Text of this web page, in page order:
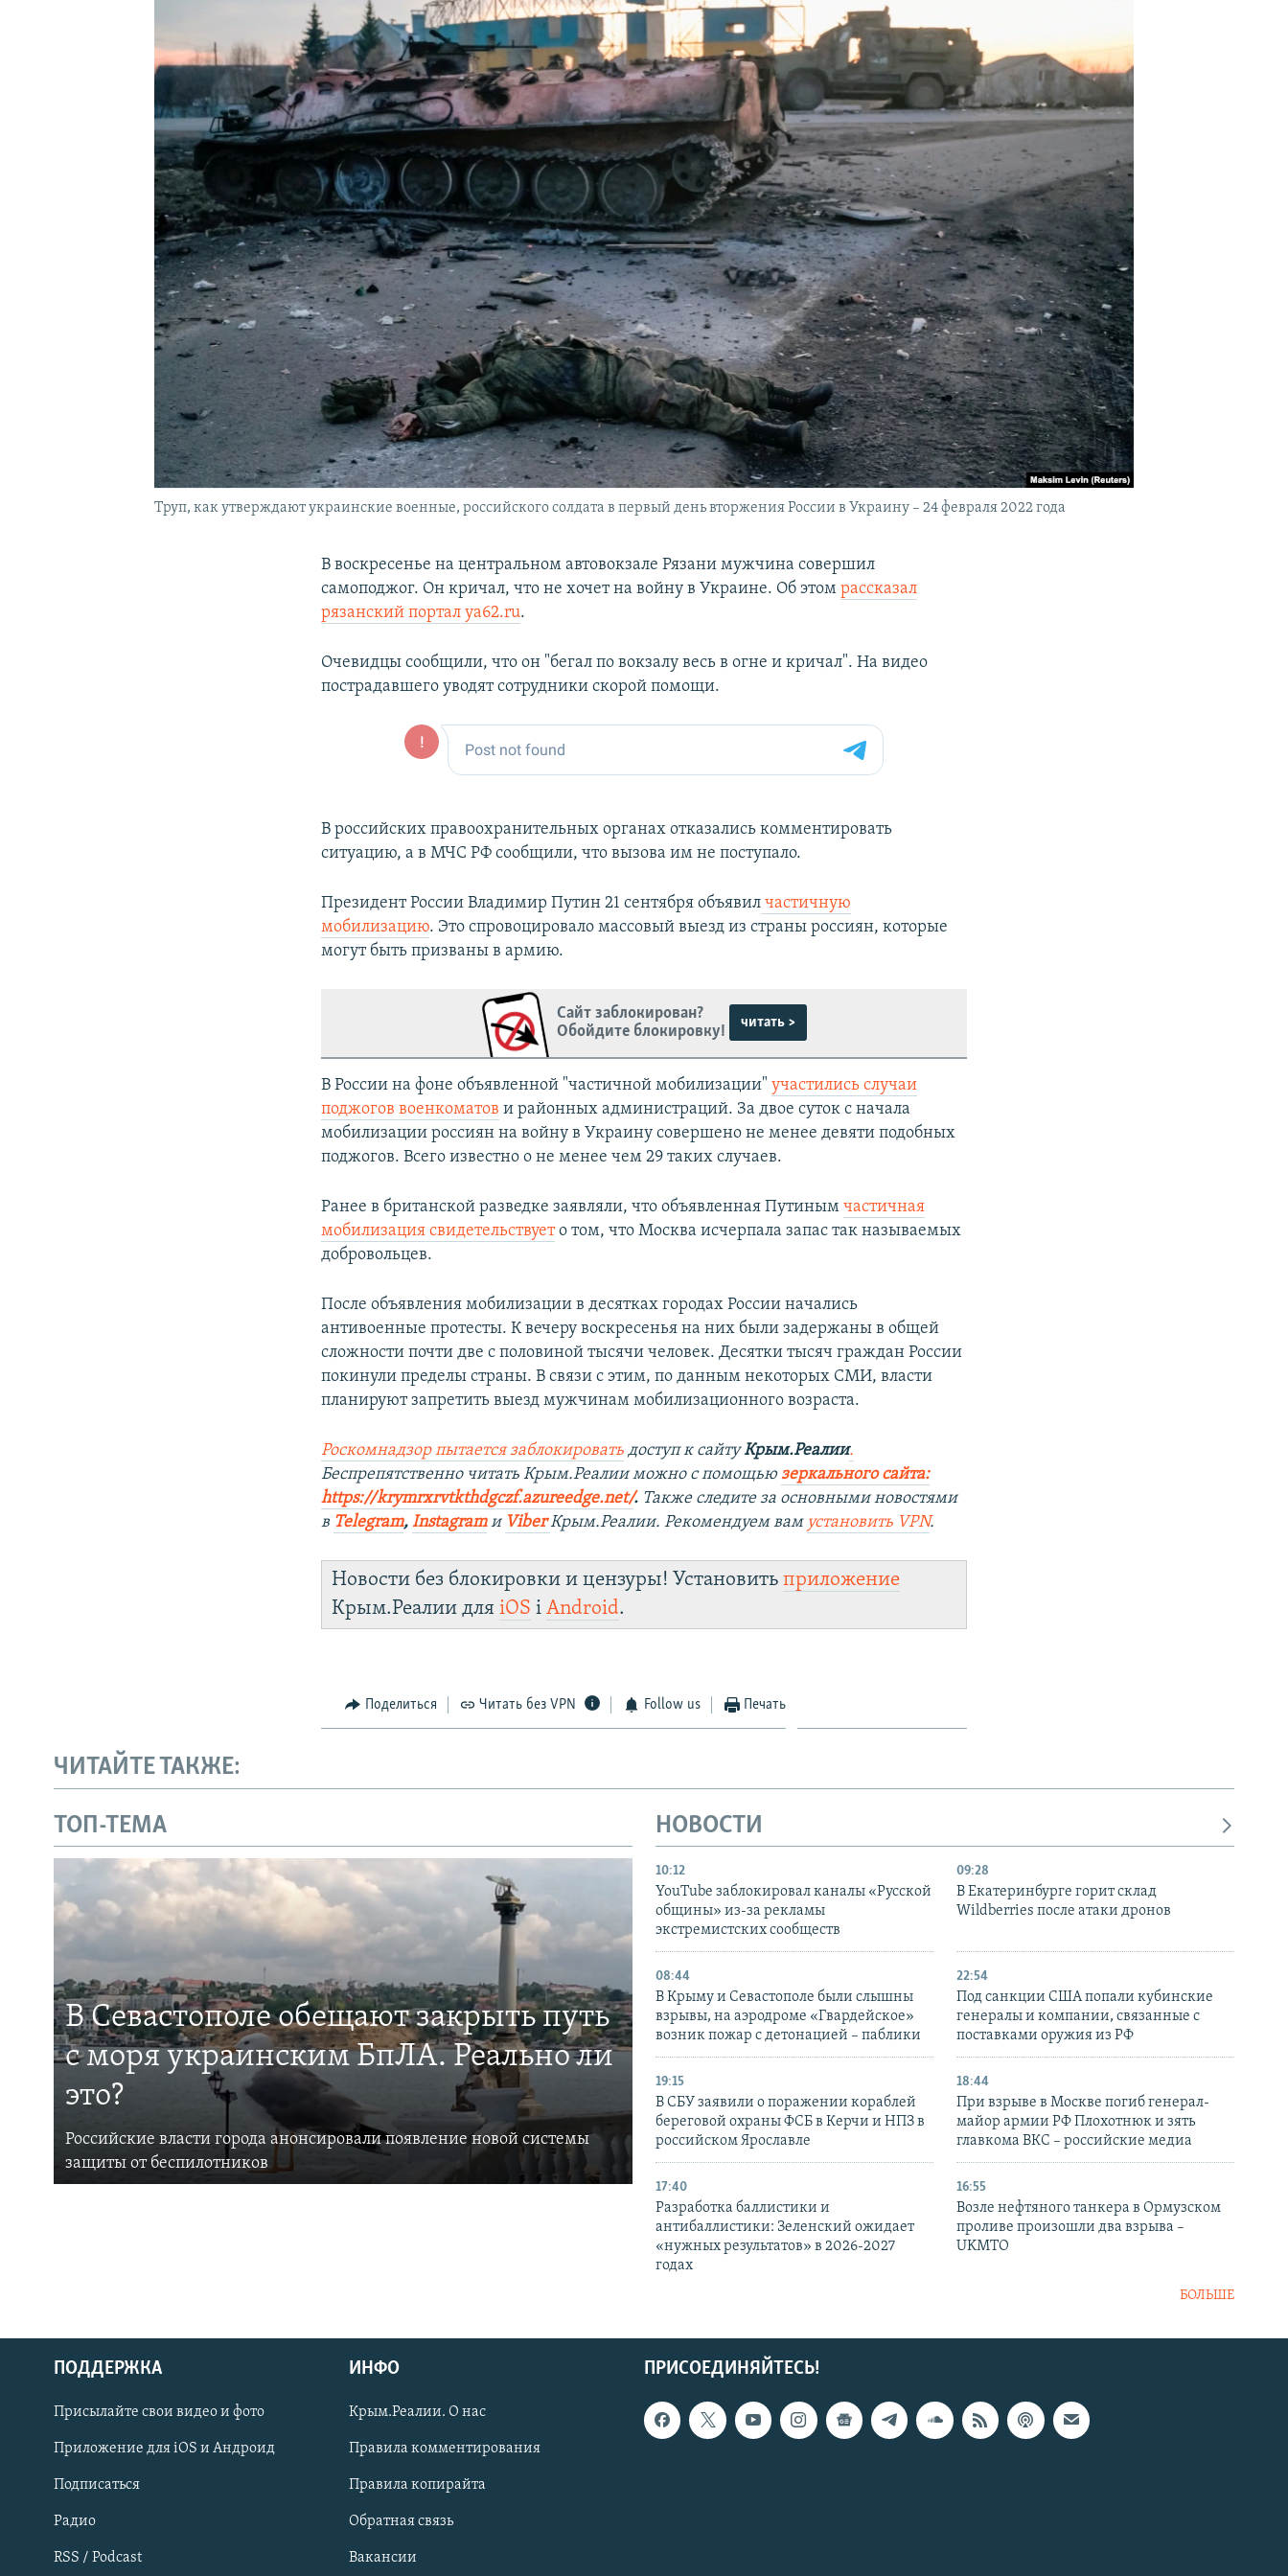
УКРАИНСКАЯ ПРОБЛЕМА КРЫМА
Українською
Qırımtatar
ПРИСОЕДИНЯЙТЕСЬ!
Труп, как утверждают украинские военные, российского солдата в первый день вторжения России в Украину – 24 февраля 2022 года
В воскресенье на центральном автовокзале Рязани мужчина совершил
самоподжог. Он кричал, что не хочет на войну в Украине. Об этомрассказал
рязанский портал ya62.ru.
Очевидцы сообщили, что он "бегал по вокзалу весь в огне и кричал". На видео
пострадавшего уводят сотрудники скорой помощи.
В российских правоохранительных органах отказались комментировать
ситуацию, а в МЧС РФ сообщили, что вызова им не поступало.
Президент России Владимир Путин 21 сентября объявил частичную
мобилизацию. Это спровоцировало массовый выезд из страны россиян, которые
могут быть призваны в армию.
Сайт заблокирован?
Обойдите блокировку!
читать >
В России на фоне объявленной "частичной мобилизации"участились случаи
поджогов военкоматов и районных администраций. За двое суток с начала
мобилизации россиян на войну в Украину совершено не менее девяти подобных
поджогов. Всего известно о не менее чем 29 таких случаев.
Ранее в британской разведке заявляли, что объявленная Путинымчастичная
мобилизация свидетельствуето том, что Москва исчерпала запас так называемых
добровольцев.
После объявления мобилизации в десятках городах России начались
антивоенные протесты. К вечеру воскресенья на них были задержаны в общей
сложности почти две с половиной тысячи человек. Десятки тысяч граждан России
покинули пределы страны. В связи с этим, по данным некоторых СМИ, власти
планируют запретить выезд мужчинам мобилизационного возраста.
Роскомнадзор пытается заблокировать доступ к сайтуКрым.Реалии.
Беспрепятственно читать Крым.Реалии можно с помощьюзеркального сайта:
https://krymrxrvtkthdgczf.azureedge.net/. ​ Также следите за основными новостями
в Telegram, Instagram и ViberКрым.Реалии. Рекомендуем вам установить VPN.
Новости без блокировки и цензуры! Установитьприложение
Крым.Реалии дляiOS іAndroid.
Поделиться Читать без VPN Follow us Печать
ЧИТАЙТЕ ТАКЖЕ:
ТОП-ТЕМА
В Севастополе обещают закрыть путь
с моря украинским БпЛА. Реально ли
это?
Российские власти города анонсировали появление новой системы
защиты от беспилотников
НОВОСТИ
10:12
YouTube заблокировал каналы «Русской
общины» из-за рекламы
экстремистских сообществ
09:28
В Екатеринбурге горит склад
Wildberries после атаки дронов
08:44
В Крыму и Севастополе были слышны
взрывы, на аэродроме «Гвардейское»
возник пожар с детонацией – паблики
22:54
Под санкции США попали кубинские
генералы и компании, связанные с
поставками оружия из РФ
19:15
В СБУ заявили о поражении кораблей
береговой охраны ФСБ в Керчи и НПЗ в
российском Ярославле
18:44
При взрыве в Москве погиб генерал-
майор армии РФ Плохотнюк и зять
главкома ВКС – российские медиа
17:40
Разработка баллистики и
антибаллистики: Зеленский ожидает
«нужных результатов» в 2026-2027
годах
16:55
Возле нефтяного танкера в Ормузском
проливе произошли два взрыва –
UKMTO
БОЛЬШЕ
ПРИСОЕДИНЯЙТЕСЬ!
ПОДДЕРЖКА
Присылайте свои видео и фото
Приложение для iOS и Андроид
Подписаться
Радио
RSS / Podcast
ИНФО
Крым.Реалии. О нас
Правила комментирования
Правила копирайта
Обратная связь
Вакансии